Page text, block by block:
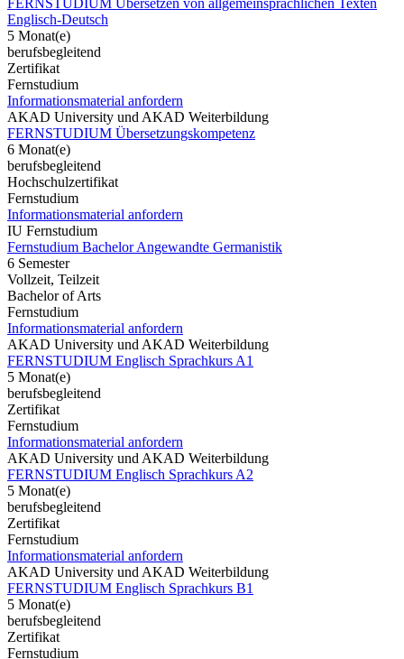
Englisch-Deutsch
5 Monat(e)
berufsbegleitend
Zertifikat
Fernstudium
Informationsmaterial anfordern
AKAD University und AKAD Weiterbildung
FERNSTUDIUM Übersetzungskompetenz
6 Monat(e)
berufsbegleitend
Hochschulzertifikat
Fernstudium
Informationsmaterial anfordern
IU Fernstudium
Fernstudium Bachelor Angewandte Germanistik
6 Semester
Vollzeit, Teilzeit
Bachelor of Arts
Fernstudium
Informationsmaterial anfordern
AKAD University und AKAD Weiterbildung
FERNSTUDIUM Englisch Sprachkurs A1
5 Monat(e)
berufsbegleitend
Zertifikat
Fernstudium
Informationsmaterial anfordern
AKAD University und AKAD Weiterbildung
FERNSTUDIUM Englisch Sprachkurs A2
5 Monat(e)
berufsbegleitend
Zertifikat
Fernstudium
Informationsmaterial anfordern
AKAD University und AKAD Weiterbildung
FERNSTUDIUM Englisch Sprachkurs B1
5 Monat(e)
berufsbegleitend
Zertifikat
Fernstudium